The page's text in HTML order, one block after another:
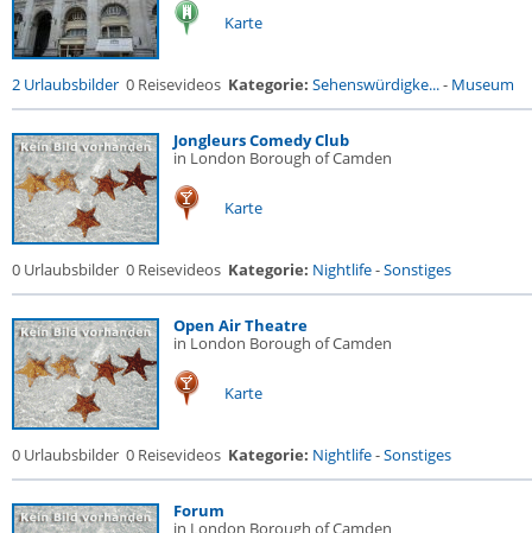
Karte
2 Urlaubsbilder 0 Reisevideos Kategorie: Sehenswürdigke...- Museum
Jongleurs Comedy Club
in London Borough of Camden
Karte
0 Urlaubsbilder 0 Reisevideos Kategorie: Nightlife-Sonstiges
Open Air Theatre
in London Borough of Camden
Karte
0 Urlaubsbilder 0 Reisevideos Kategorie: Nightlife-Sonstiges
Forum
in London Borough of Camden